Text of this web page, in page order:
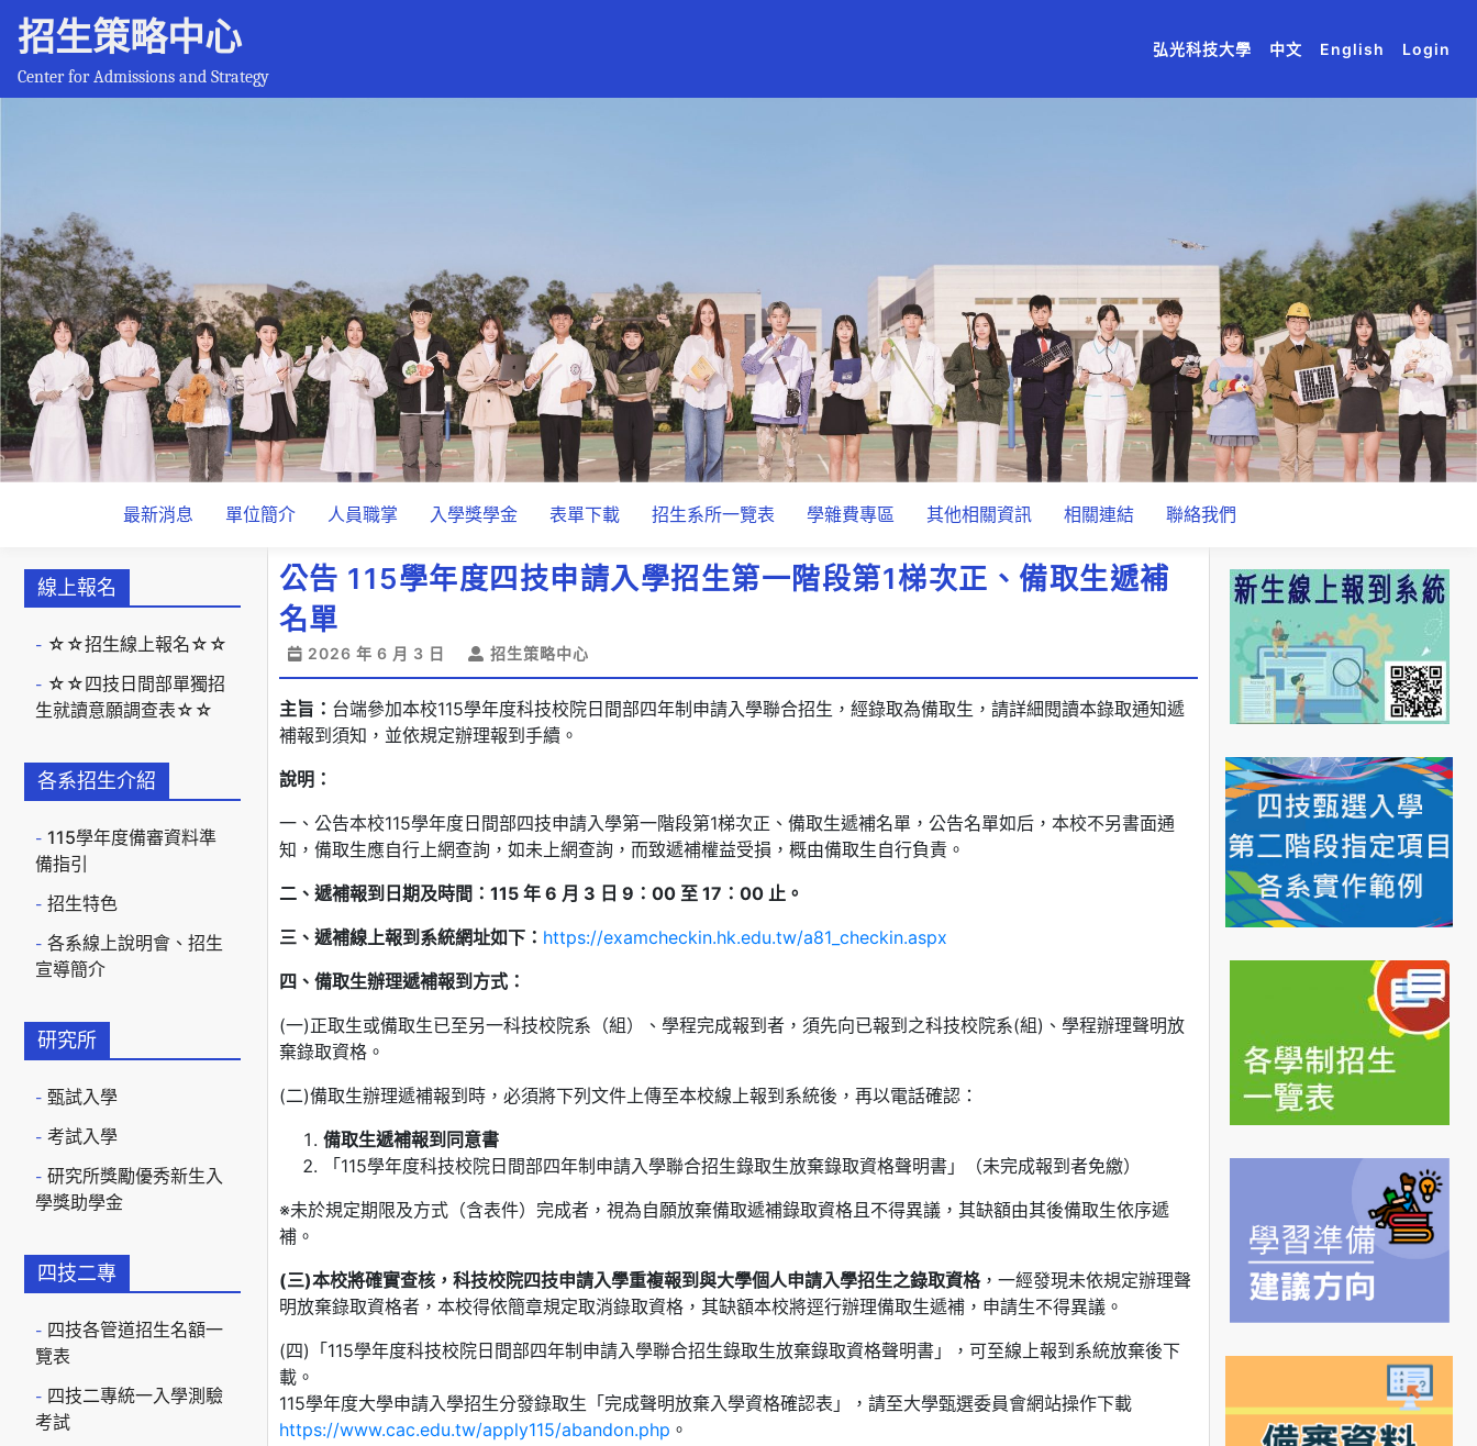
招生策略中心
Center for Admissions and Strategy
(current)
(current)
弘光科技大學 (current)
中文 (current)
English (current)
Login
最新消息 單位簡介 人員職掌 入學獎學金 表單下載 招生系所一覽表 學雜費專區 其他相關資訊 相關連結 聯絡我們
線上報名
☆☆招生線上報名☆☆
☆☆四技日間部單獨招
生就讀意願調查表☆☆
各系招生介紹
115學年度備審資料準
備指引
招生特色
各系線上說明會、招生
宣導簡介
研究所
甄試入學
考試入學
研究所獎勵優秀新生入
學獎助學金
四技二專
四技各管道招生名額一
覽表
四技二專統一入學測驗
考試
公告 115學年度四技申請入學招生第一階段第1梯次正、備取生遞補
名單
2026 年 6 月 3 日 招生策略中心
主旨： 台端參加本校115學年度科技校院日間部四年制申請入學聯合招生，經錄取為備取生，請詳細閱讀本錄取通知遞
補報到須知，並依規定辦理報到手續。
說明：
一、公告本校115學年度日間部四技申請入學第一階段第1梯次正、備取生遞補名單，公告名單如后，本校不另書面通
知，備取生應自行上網查詢，如未上網查詢，而致遞補權益受損，概由備取生自行負責。
二、遞補報到 日 期及時間： 115 年6 月 3 日 9 ： 00 至17 ： 00 止。
三、遞補線上報到系統網址如下： https://examcheckin.hk.edu.tw/a81_checkin.aspx
四、備取生辦理遞補報到方式：
(一)正取生或備取生已至另一科技校院系（組）、學程完成報到者，須先向已報到之科技校院系(組)、學程辦理聲明放
棄錄取資格。
(二)備取生辦理遞補報到時，必須將下列文件上傳至本校線上報到系統後，再以電話確認：
備取生遞補報到同意書
「115學年度科技校院日間部四年制申請入學聯合招生錄取生放棄錄取資格聲明書」（未完成報到者免繳）
※未於規定期限及方式（含表件）完成者，視為自願放棄備取遞補錄取資格且不得異議，其缺額由其後備取生依序遞
補。
(三)本校將確實查核，科技校院四技申請入學重複報到與大學個人申請入學招生之錄取資格，一經發現未依規定辦理聲
明放棄錄取資格者，本校得依簡章規定取消錄取資格，其缺額本校將逕行辦理備取生遞補，申請生不得異議。
(四)「115學年度科技校院日間部四年制申請入學聯合招生錄取生放棄錄取資格聲明書」，可至線上報到系統放棄後下
載。
115學年度大學申請入學招生分發錄取生「完成聲明放棄入學資格確認表」，請至大學甄選委員會網站操作下載
https://www.cac.edu.tw/apply115/abandon.php 。